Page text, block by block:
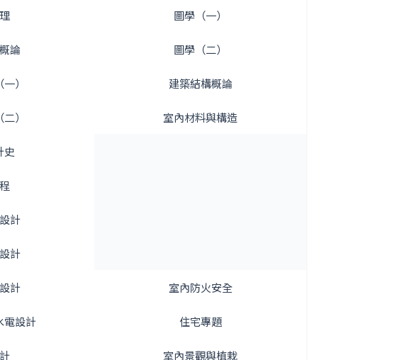
圖學（一）
論 圖學（二）
） 建築結構概論
） 室內材料與構造
史
計
計
計 室內防火安全
電設計 住宅專題
室內景觀與植栽